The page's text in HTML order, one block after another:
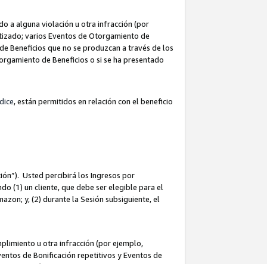
a alguna violación u otra infracción (por
varios Eventos de Otorgamiento de
Beneficios que no se produzcan a través de los
de Beneficios o si se ha presentado
, están permitidos en relación con el beneficio
Usted percibirá los Ingresos por
(1) un cliente, que debe ser elegible para el
y, (2) durante la Sesión subsiguiente, el
u otra infracción (por ejemplo,
de Bonificación repetitivos y Eventos de